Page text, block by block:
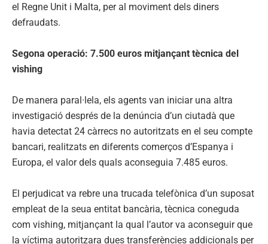
el Regne Unit i Malta, per al moviment dels diners
defraudats.
Segona operació: 7.500 euros mitjançant tècnica del
vishing
De manera paral·lela, els agents van iniciar una altra
investigació després de la denúncia d’un ciutadà que
havia detectat 24 càrrecs no autoritzats en el seu compte
bancari, realitzats en diferents comerços d’Espanya i
Europa, el valor dels quals aconseguia 7.485 euros.
El perjudicat va rebre una trucada telefònica d’un suposat
empleat de la seua entitat bancària, tècnica coneguda
com vishing, mitjançant la qual l’autor va aconseguir que
la víctima autoritzara dues transferències addicionals per